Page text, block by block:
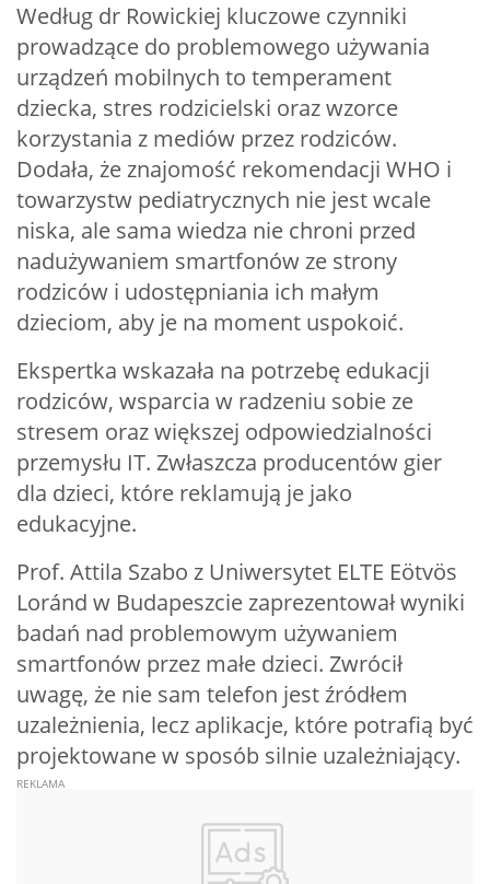
Według dr Rowickiej kluczowe czynniki
prowadzące do problemowego używania
urządzeń mobilnych to temperament
dziecka, stres rodzicielski oraz wzorce
korzystania z mediów przez rodziców.
Dodała, że znajomość rekomendacji WHO i
towarzystw pediatrycznych nie jest wcale
niska, ale sama wiedza nie chroni przed
nadużywaniem smartfonów ze strony
rodziców i udostępniania ich małym
dzieciom, aby je na moment uspokoić.
Ekspertka wskazała na potrzebę edukacji
rodziców, wsparcia w radzeniu sobie ze
stresem oraz większej odpowiedzialności
przemysłu IT. Zwłaszcza producentów gier
dla dzieci, które reklamują je jako
edukacyjne.
Prof. Attila Szabo z Uniwersytet ELTE Eötvös
Loránd w Budapeszcie zaprezentował wyniki
badań nad problemowym używaniem
smartfonów przez małe dzieci. Zwrócił
uwagę, że nie sam telefon jest źródłem
uzależnienia, lecz aplikacje, które potrafią być
projektowane w sposób silnie uzależniający.